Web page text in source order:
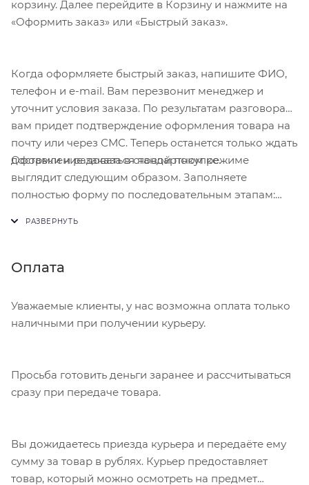
корзину. Далее перейдите в Корзину и нажмите на
«Оформить заказ» или «Быстрый заказ».
Когда оформляете быстрый заказ, напишите ФИО,
телефон и e-mail. Вам перезвонит менеджер и
уточнит условия заказа. По результатам разговора
вам придет подтверждение оформления товара на
почту или через СМС. Теперь останется только ждать
доставки и радоваться новой покупке.
Оформление заказа в стандартном режиме
выглядит следующим образом. Заполняете
полностью форму по последовательным этапам:
Нажмите кнопку «Оформить заказ».
Оплата
Уважаемые клиенты, у нас возможна оплата только
наличными при получении курьеру.
Просьба готовить деньги заранее и рассчитываться
сразу при передаче товара.
Вы дожидаетесь приезда курьера и передаёте ему
сумму за товар в рублях. Курьер предоставляет
товар, который можно осмотреть на предмет